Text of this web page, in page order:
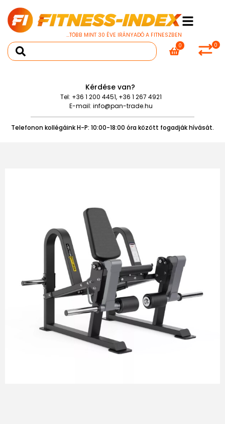
...TÖBB MINT 30 ÉVE IRÁNYADÓ A FITNESZBEN
0
0
Kérdése van?
Tel: +36 1 200 4451, +36 1 267 4921
E-mail: info@pan-trade.hu
Telefonon kollégáink H-P: 10:00-18:00 óra között fogadják hívását.